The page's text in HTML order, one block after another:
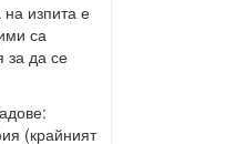
изпита е
са
за да се
(крайният